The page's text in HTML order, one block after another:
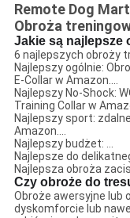
Remote Dog
Obroża
Jakie są najlepsze
6 najlepszych obroży
Najlepszy ogólnie:
E-Collar w Amazon....
Najlepszy No-Shock:
Training Collar w
Najlepszy sport:
Amazon....
Najlepszy budżet: ...
Najlepsze do
Najlepsza obroża
Czy obroże do
Obroże awersyjne lub
dyskomforcie lub